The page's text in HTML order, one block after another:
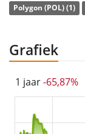
physical
The 21shares
Euro assets
Zwitserland
Polygon (POL) (1)
Grafiek
1 jaar-65,87%